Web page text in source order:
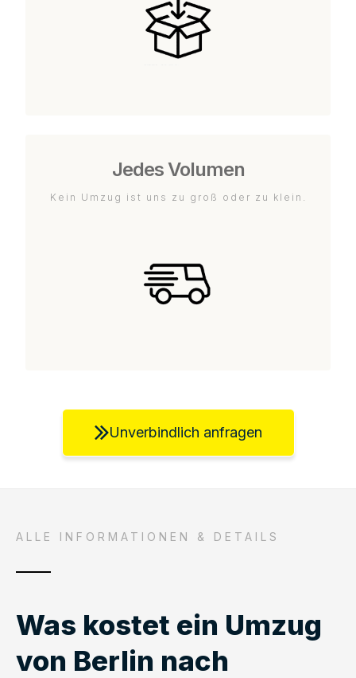
Jedes Volumen
Kein Umzug ist uns zu groß oder zu klein.
Unverbindlich anfragen
ALLE INFORMATIONEN & DETAILS
Was kostet ein Umzug
von Berlin nach